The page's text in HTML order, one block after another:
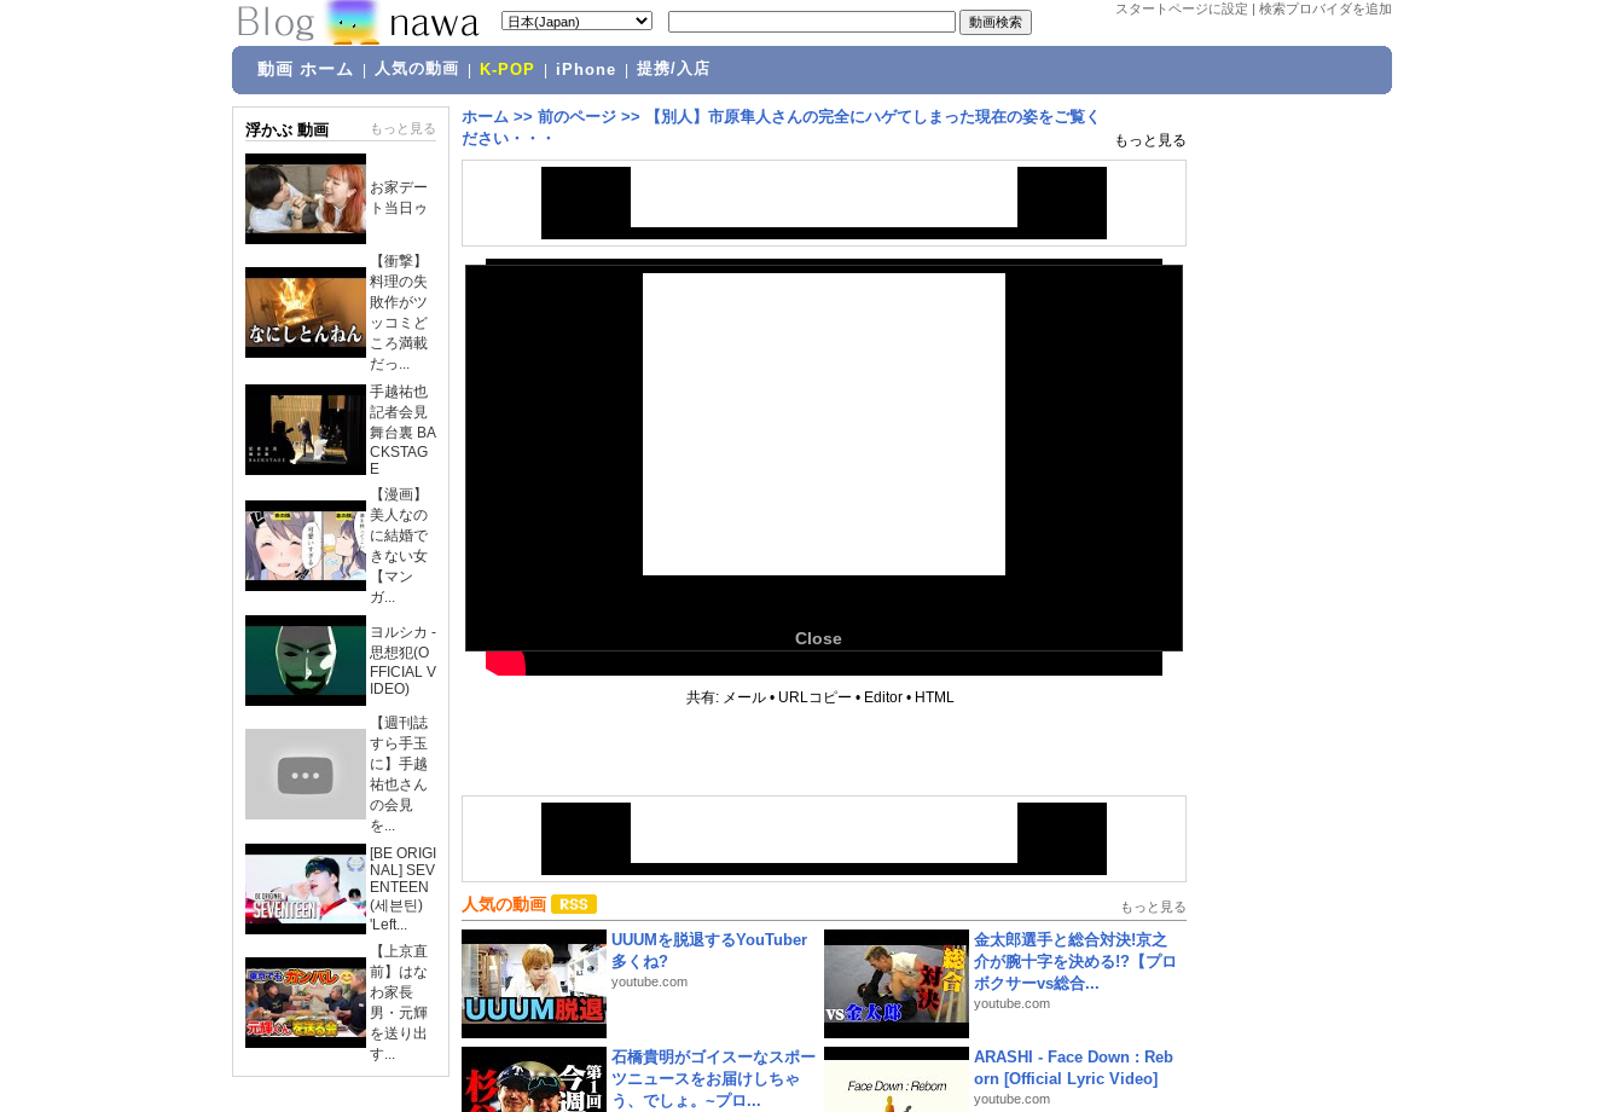
スタートページに設定 | 検索プロバイダを追加
動画 ホーム 人気の動画 K-POP iPhone 提携/入店
浮かぶ 動画 もっと見る
お家デー
ト当日ゥ
【衝撃】
料理の失
敗作がツ
ッコミど
ころ満載
だっ...
手越祐也
記者会見
舞台裏 BA
CKSTAG
E
【漫画】
美人なの
に結婚で
きない女
【マン
ガ...
ヨルシカ -
思想犯(O
FFICIAL V
IDEO)
【週刊誌
すら手玉
に】手越
祐也さん
の会見
を...
[BE ORIGI
NAL] SEV
ENTEEN
(세븐틴)
'Left...
【上京直
前】はな
わ家長
男・元輝
を送り出
す...
ホーム >> 前のページ >>
【別人】市原隼人さんの完全にハゲてしまった現在の姿をご覧く
ださい・・・
もっと見る
Close
共有: メール • URLコピー • Editor • HTML
人気の動画 もっと見る
UUUMを脱退するYouTuber
多くね?
youtube.com
金太郎選手と総合対決!京之
介が腕十字を決める!?【プロ
ボクサーvs総合...
youtube.com
石橋貴明がゴイスーなスポー
ツニュースをお届けしちゃ
う、でしょ。~プロ...
ARASHI - Face Down : Reb
orn [Official Lyric Video]
youtube.com